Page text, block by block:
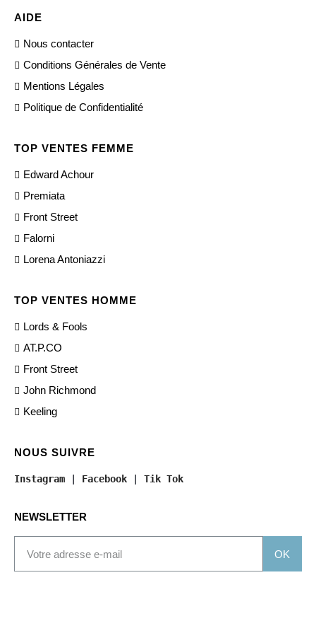
AIDE
Nous contacter
Conditions Générales de Vente
Mentions Légales
Politique de Confidentialité
TOP VENTES FEMME
Edward Achour
Premiata
Front Street
Falorni
Lorena Antoniazzi
TOP VENTES HOMME
Lords & Fools
AT.P.CO
Front Street
John Richmond
Keeling
NOUS SUIVRE
Instagram Facebook Tik Tok
NEWSLETTER
OK